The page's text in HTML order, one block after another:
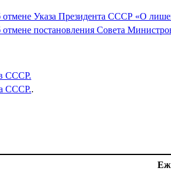
Указа Президента СССР «О
постановления Совета
СССР.
СССР..